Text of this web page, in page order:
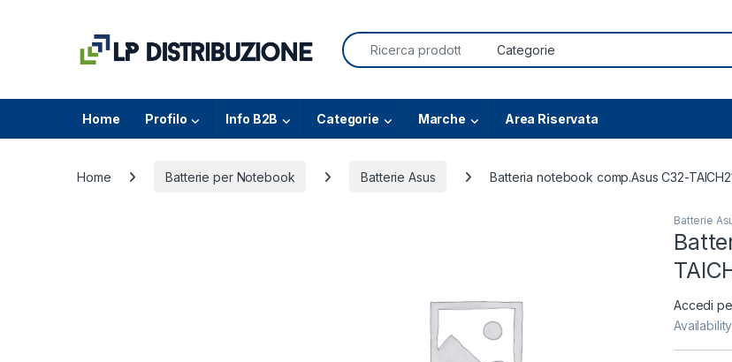
Search for:
Home Profilo Info B2B Categorie Marche Area Riservata
Home Batterie per Notebook Batterie Asus Batteria notebook comp.Asus C32-
Batterie
Accedi